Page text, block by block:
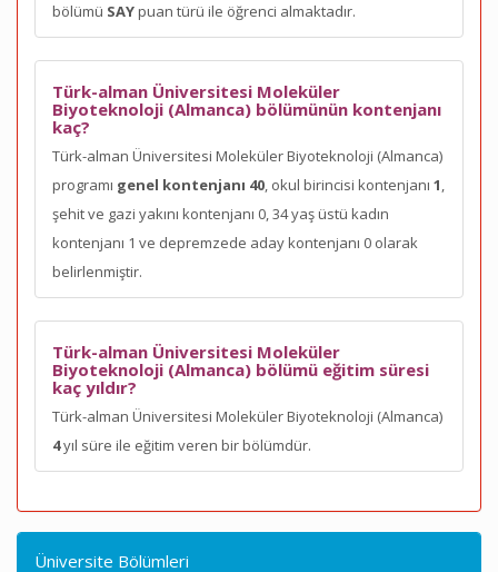
bölümü SAYpuan türü ile öğrenci almaktadır.
Türk-alman Üniversitesi Moleküler
Biyoteknoloji (Almanca) bölümünün kontenjanı
kaç?
Türk-alman Üniversitesi Moleküler Biyoteknoloji (Almanca)
programı genel kontenjanı 40, okul birincisi kontenjanı 1,
şehit ve gazi yakını kontenjanı 0, 34 yaş üstü kadın
kontenjanı 1 ve depremzede aday kontenjanı 0 olarak
belirlenmiştir.
Türk-alman Üniversitesi Moleküler
Biyoteknoloji (Almanca) bölümü eğitim süresi
kaç yıldır?
Türk-alman Üniversitesi Moleküler Biyoteknoloji (Almanca)
4yıl süre ile eğitim veren bir bölümdür.
Üniversite Bölümleri